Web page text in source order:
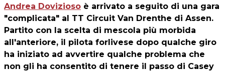
Andrea Dovizioso è arrivato a seguito di una gara
"complicata" al TT Circuit Van Drenthe di Assen.
Partito con la scelta di mescola più morbida
all'anteriore, il pilota forlivese dopo qualche giro
ha iniziato ad avvertire qualche problema che
non gli ha consentito di tenere il passo di Casey